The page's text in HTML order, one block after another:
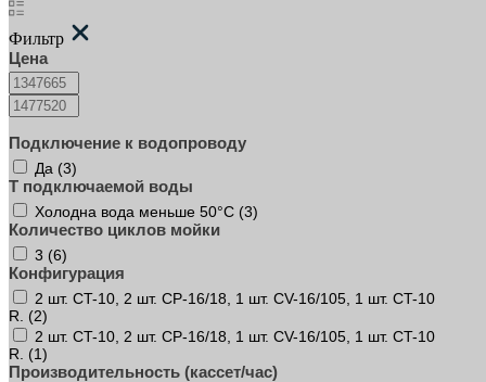
Фильтр
Цена
Подключение к водопроводу
Да (3)
T подключаемой воды
Холодна вода меньше 50°С (3)
Количество циклов мойки
3 (6)
Конфигурация
2 шт. CT-10, 2 шт. CP-16/18, 1 шт. CV-16/105, 1 шт. CT-10
R. (2)
2 шт. CT-10, 2 шт. CP-16/18, 1 шт. CV-16/105, 1 шт. CT-10
R. (1)
Производительность (кассет/час)